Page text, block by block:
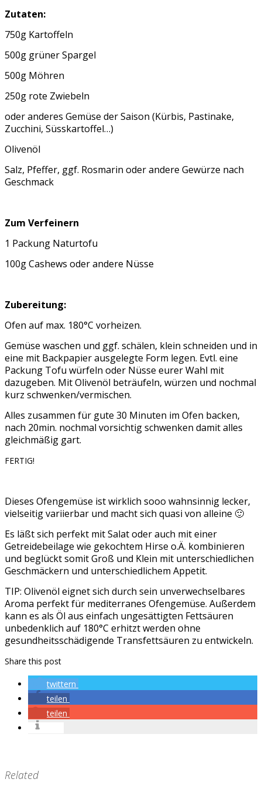
Zutaten:
750g Kartoffeln
500g grüner Spargel
500g Möhren
250g rote Zwiebeln
oder anderes Gemüse der Saison (Kürbis, Pastinake,
Zucchini, Süsskartoffel…)
Olivenöl
Salz, Pfeffer, ggf. Rosmarin oder andere Gewürze nach
Geschmack
Zum Verfeinern
1 Packung Naturtofu
100g Cashews oder andere Nüsse
Zubereitung:
Ofen auf max. 180°C vorheizen.
Gemüse waschen und ggf. schälen, klein schneiden und in
eine mit Backpapier ausgelegte Form legen. Evtl. eine
Packung Tofu würfeln oder Nüsse eurer Wahl mit
dazugeben. Mit Olivenöl beträufeln, würzen und nochmal
kurz schwenken/vermischen.
Alles zusammen für gute 30 Minuten im Ofen backen,
nach 20min. nochmal vorsichtig schwenken damit alles
gleichmäßig gart.
FERTIG!
Dieses Ofengemüse ist wirklich sooo wahnsinnig lecker,
vielseitig variierbar und macht sich quasi von alleine 🙂
Es läßt sich perfekt mit Salat oder auch mit einer
Getreidebeilage wie gekochtem Hirse o.Ä. kombinieren
und beglückt somit Groß und Klein mit unterschiedlichen
Geschmäckern und unterschiedlichem Appetit.
TIP: Olivenöl eignet sich durch sein unverwechselbares
Aroma perfekt für mediterranes Ofengemüse. Außerdem
kann es als Öl aus einfach ungesättigten Fettsäuren
unbedenklich auf 180°C erhitzt werden ohne
gesundheitsschädigende Transfettsäuren zu entwickeln.
Share this post
twittern
teilen
teilen
Related